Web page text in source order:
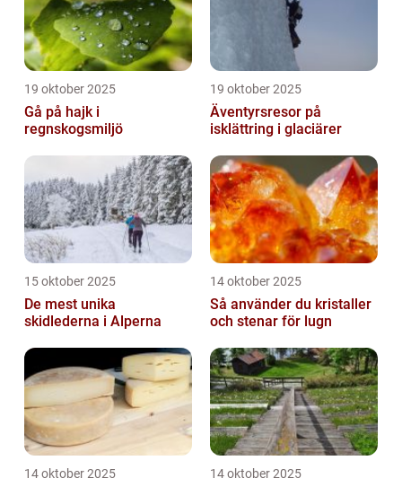
19 oktober 2025
Gå på hajk i
regnskogsmiljö
19 oktober 2025
Äventyrsresor på
isklättring i glaciärer
15 oktober 2025
De mest unika
skidlederna i Alperna
14 oktober 2025
Så använder du kristaller
och stenar för lugn
14 oktober 2025 14 oktober 2025